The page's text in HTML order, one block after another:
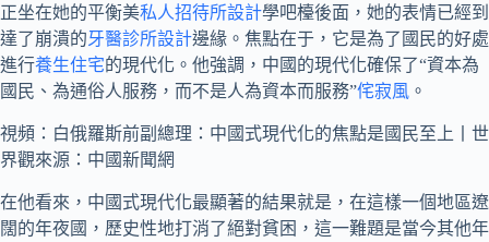
正坐在她的平衡美私人招待所設計學吧檯後面，她的表情已經到
達了崩潰的牙醫診所設計邊緣。焦點在于，它是為了國民的好處
進行養生住宅的現代化。他強調，中國的現代化確保了“資本為
國民、為通俗人服務，而不是人為資本而服務”侘寂風 。
視頻：白俄羅斯前副總理：中國式現代化的焦點是國民至上丨世
界觀來源：中國新聞網
在他看來，中國式現代化最顯著的結果就是，在這樣一個地區遼
闊的年夜國，歷史性地打消了絕對貧困，這一難題是當今其他年